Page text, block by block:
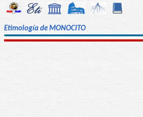
Etimología de MONOCITO